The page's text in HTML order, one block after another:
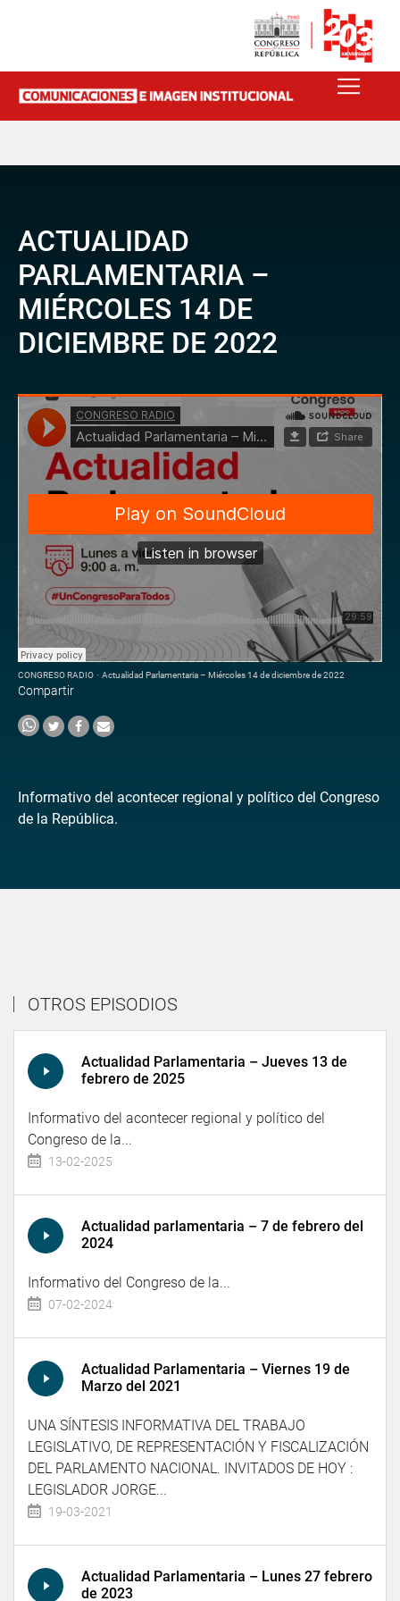
ACTUALIDAD
PARLAMENTARIA –
MIÉRCOLES 14 DE
DICIEMBRE DE 2022
CONGRESO RADIO · Actualidad Parlamentaria – Miércoles 14 de diciembre de 2022
Compartir
Informativo del acontecer regional y político del Congreso
de la República.
OTROS EPISODIOS
Actualidad Parlamentaria – Jueves 13 de
febrero de 2025
Informativo del acontecer regional y político del
Congreso de la...
13-02-2025
Actualidad parlamentaria – 7 de febrero del
2024
Informativo del Congreso de la...
07-02-2024
Actualidad Parlamentaria – Viernes 19 de
Marzo del 2021
UNA SÍNTESIS INFORMATIVA DEL TRABAJO
LEGISLATIVO, DE REPRESENTACIÓN Y FISCALIZACIÓN
DEL PARLAMENTO NACIONAL. INVITADOS DE HOY :
LEGISLADOR JORGE...
19-03-2021
Actualidad Parlamentaria – Lunes 27 febrero
de 2023